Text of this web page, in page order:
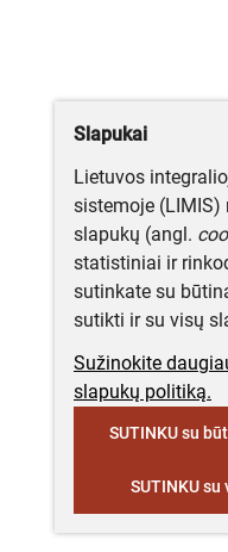
Slapukai
Lietuvos
sistemoje
slapukų (angl.
statistiniai ir
sutinkate su
sutikti ir su visų
Sužinokite
slapukų politiką.
SUTINKU su
SUTINKU su